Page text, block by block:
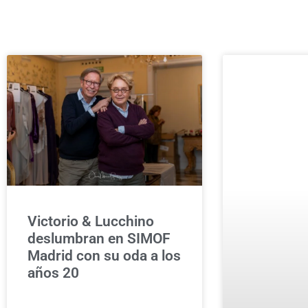
Victorio & Lucchino
deslumbran en SIMOF
Madrid con su oda a los
años 20